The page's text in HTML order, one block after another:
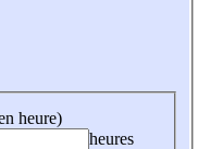
heure)
heures